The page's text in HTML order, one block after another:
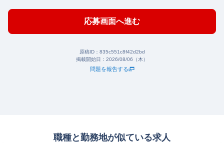
応募画面へ進む
原稿ID： 835c551c8f42d2bd
掲載開始日： 2026/08/06（木）
問題を報告する
職種と勤務地が似ている求人